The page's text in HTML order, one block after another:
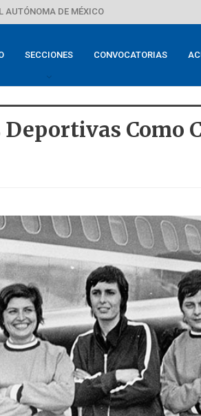
AUTÓNOMA DE MÉXICO
SECCIONES CONVOCATORIAS
Como